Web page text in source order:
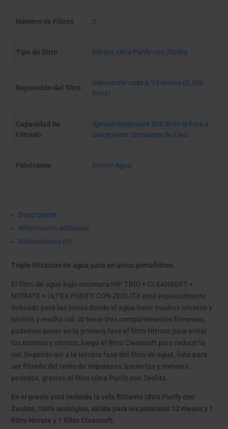
Número de Filtros 2
Tipo de filtro Nitrate, Ultra Purify con Zeolita
Reposición del filtro
Reposición cada 6/12 meses (2.300
litros)
Capacidad de
Filtrado
Aproximadamente 300 litros la hora a
una presión constante de 3 bar.
Fabricante Doctor Agua
Descripción
Información adicional
Valoraciones (0)
Triple filtración de agua para un único portafiltros.
El filtro de agua bajo encimera HIP TRÍO + CLEANSOFT +
NITRATE + ULTRA PURIFY CON ZEOLITA está especialmente
indicado para las zonas donde el agua tiene muchos nitratos y
nitritos y mucha cal. Al tener tres compartimentos filtrantes,
podemos poner en la primera fase el filtro Nitrate para evitar
los nitratos y nitritos, luego el filtro Cleansoft para reducir la
cal, llegando así a la tercera fase del filtro de agua, lista para
ser filtrada del resto de impurezas, bacterias y metales
pesados, gracias al filtro Ultra Purify con Zeolita.
En el precio está incluida la vela filtrante Ultra Purify con
Zeolita, 100% ecológica, válida para los próximos 12 meses y 1
filtro Nitrate y 1 filtro Cleansoft.